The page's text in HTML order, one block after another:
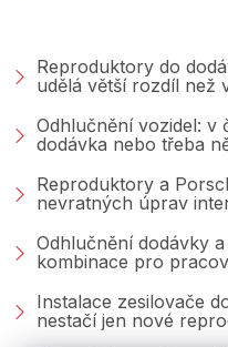
Reproduktory do
udělá větší rozdíl než
Odhlučnění vozidel: v
dodávka nebo třeba
Reproduktory a
nevratných úprav
Odhlučnění dodávky
kombinace pro
Instalace zesilovače
nestačí jen nové